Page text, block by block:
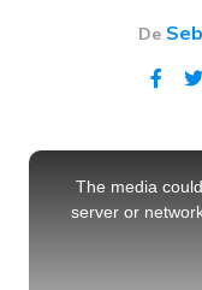
De
This
The media
server or